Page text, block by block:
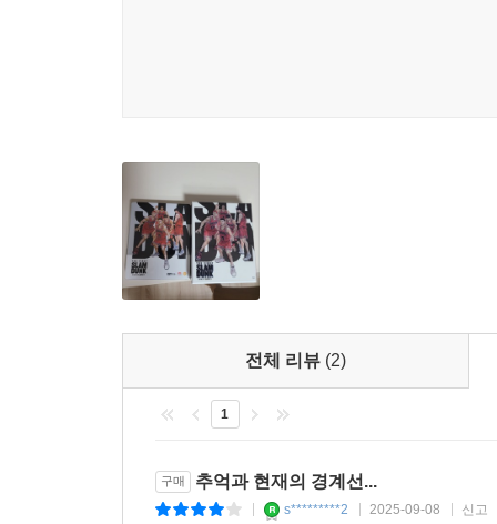
전체 리뷰 (2)
1
구매 추억과 현재의 경계선...
s*********2 2025-09-08 신고